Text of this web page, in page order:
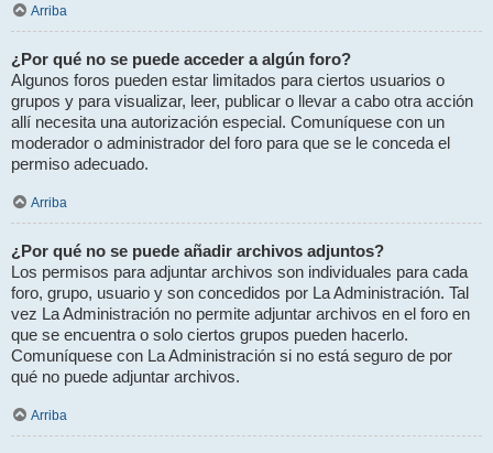
Arriba
¿Por qué no se puede acceder a algún foro?
Algunos foros pueden estar limitados para ciertos usuarios o
grupos y para visualizar, leer, publicar o llevar a cabo otra acción
allí necesita una autorización especial. Comuníquese con un
moderador o administrador del foro para que se le conceda el
permiso adecuado.
Arriba
¿Por qué no se puede añadir archivos adjuntos?
Los permisos para adjuntar archivos son individuales para cada
foro, grupo, usuario y son concedidos por La Administración. Tal
vez La Administración no permite adjuntar archivos en el foro en
que se encuentra o solo ciertos grupos pueden hacerlo.
Comuníquese con La Administración si no está seguro de por
qué no puede adjuntar archivos.
Arriba